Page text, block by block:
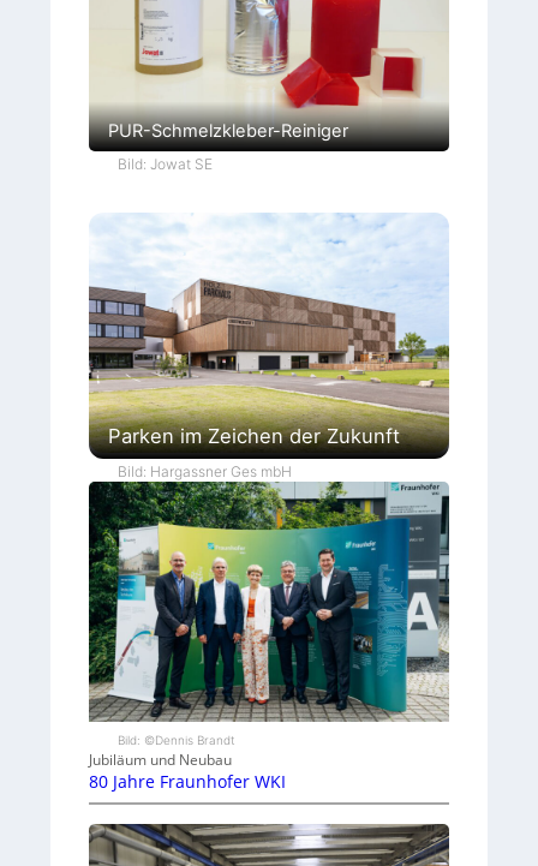
PUR-Schmelzkleber-Reiniger
Bild: Jowat SE
Parken im Zeichen der Zukunft
Bild: Hargassner Ges mbH
Bild: ©Dennis Brandt
Jubiläum und Neubau
80 Jahre Fraunhofer WKI